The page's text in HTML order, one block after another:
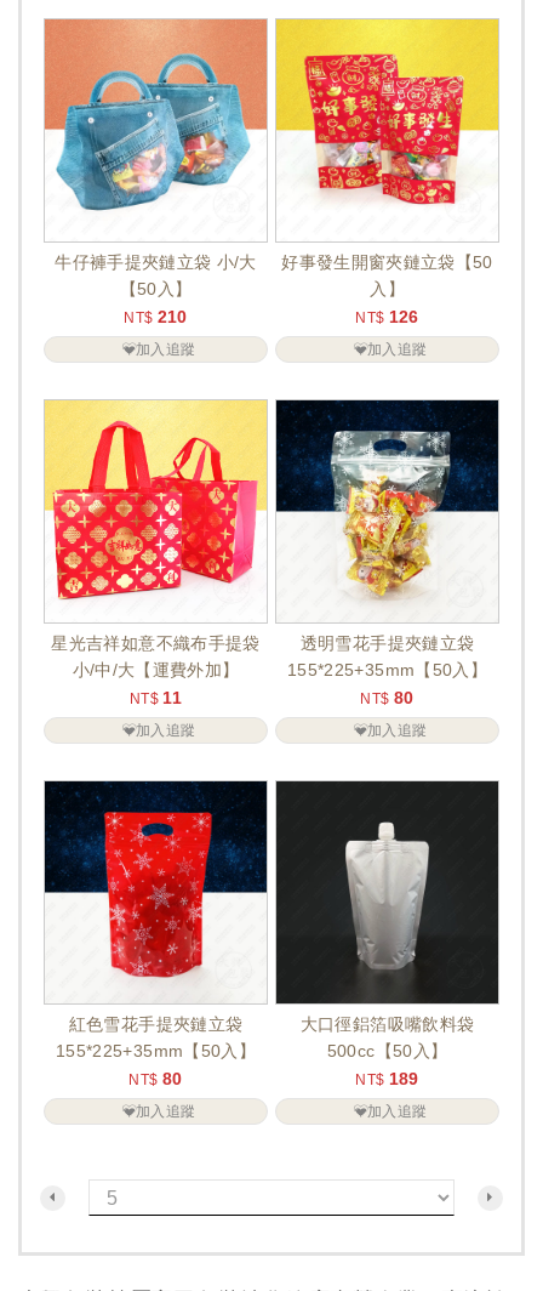
牛仔褲手提夾鏈立袋 小/大
【50入】
NT$ 210
加入追蹤
好事發生開窗夾鏈立袋【50
入】
NT$ 126
加入追蹤
星光吉祥如意不織布手提袋
小/中/大【運費外加】
NT$ 11
加入追蹤
透明雪花手提夾鏈立袋
155*225+35mm【50入】
NT$ 80
加入追蹤
紅色雪花手提夾鏈立袋
155*225+35mm【50入】
NT$ 80
加入追蹤
大口徑鋁箔吸嘴飲料袋
500cc【50入】
NT$ 189
加入追蹤